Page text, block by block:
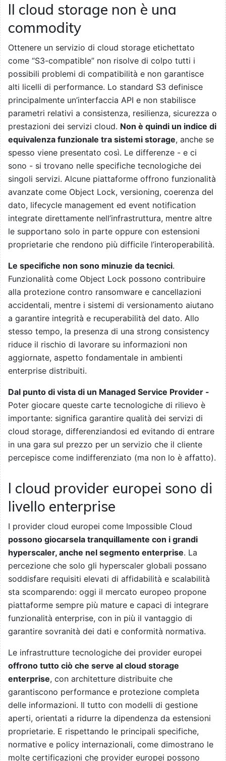
Il cloud storage non è una
commodity
Ottenere un servizio di cloud storage etichettato
come “S3-compatible” non risolve di colpo tutti i
possibili problemi di compatibilità e non garantisce
alti licelli di performance. Lo standard S3 definisce
principalmente un’interfaccia API e non stabilisce
parametri relativi a consistenza, resilienza, sicurezza o
prestazioni dei servizi cloud. Non è quindi un indice di
equivalenza funzionale tra sistemi storage, anche se
spesso viene presentato così. Le differenze - e ci
sono - si trovano nelle specifiche tecnologiche dei
singoli servizi. Alcune piattaforme offrono funzionalità
avanzate come Object Lock, versioning, coerenza del
dato, lifecycle management ed event notification
integrate direttamente nell’infrastruttura, mentre altre
le supportano solo in parte oppure con estensioni
proprietarie che rendono più difficile l’interoperabilità.
Le specifiche non sono minuzie da tecnici.
Funzionalità come Object Lock possono contribuire
alla protezione contro ransomware e cancellazioni
accidentali, mentre i sistemi di versionamento aiutano
a garantire integrità e recuperabilità del dato. Allo
stesso tempo, la presenza di una strong consistency
riduce il rischio di lavorare su informazioni non
aggiornate, aspetto fondamentale in ambienti
enterprise distribuiti.
Dal punto di vista di un Managed Service Provider -
Poter giocare queste carte tecnologiche di rilievo è
importante: significa garantire qualità dei servizi di
cloud storage, differenziandosi ed evitando di entrare
in una gara sul prezzo per un servizio che il cliente
percepisce come indifferenziato (ma non lo è affatto).
I cloud provider europei sono di
livello enterprise
I provider cloud europei come Impossible Cloud
possono giocarsela tranquillamente con i grandi
hyperscaler, anche nel segmento enterprise. La
percezione che solo gli hyperscaler globali possano
soddisfare requisiti elevati di affidabilità e scalabilità
sta scomparendo: oggi il mercato europeo propone
piattaforme sempre più mature e capaci di integrare
funzionalità enterprise, con in più il vantaggio di
garantire sovranità dei dati e conformità normativa.
Le infrastrutture tecnologiche dei provider europei
offrono tutto ciò che serve al cloud storage
enterprise, con architetture distribuite che
garantiscono performance e protezione completa
delle informazioni. Il tutto con modelli di gestione
aperti, orientati a ridurre la dipendenza da estensioni
proprietarie. E rispettando le principali specifiche,
normative e policy internazionali, come dimostrano le
molte certificazioni che provider europei possono